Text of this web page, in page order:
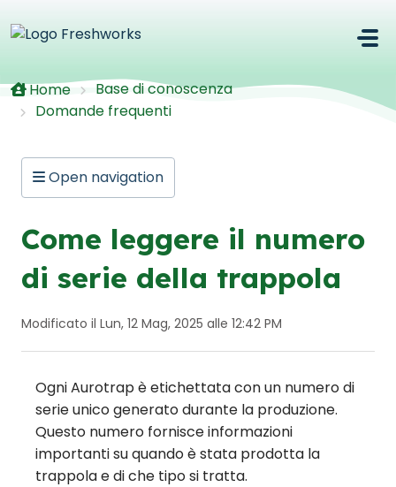
Home
Base di conoscenza
Domande frequenti
Open navigation
Come leggere il numero
di serie della trappola
Modificato il Lun, 12 Mag, 2025 alle 12:42 PM
Ogni Aurotrap è etichettata con un numero di
serie unico generato durante la produzione.
Questo numero fornisce informazioni
importanti su quando è stata prodotta la
trappola e di che tipo si tratta.